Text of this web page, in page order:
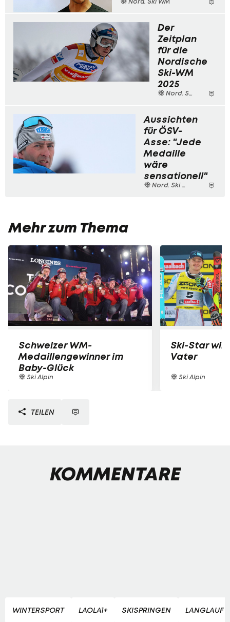
Der
Zeitplan
für die
Nordische
Ski-WM
2025
Nord. Ski WM
Aussichten
für ÖSV-
Asse: "Jede
Medaille
wäre
sensationell"
Nord. Ski WM
Mehr zum Thema
Schweizer WM-
Medaillengewinner im
Baby-Glück
Ski Alpin
Ski-Star
Vater
Ski Alpin
TEILEN
KOMMENTARE
WINTERSPORT LAOLA1+ SKISPRINGEN LANGLAUF